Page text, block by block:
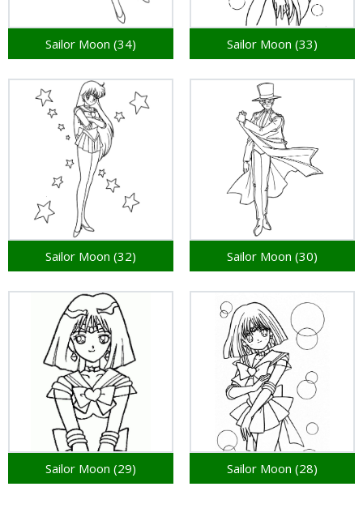
Sailor Moon (34) Sailor Moon (33)
Sailor Moon (32) Sailor Moon (30)
Sailor Moon (29) Sailor Moon (28)